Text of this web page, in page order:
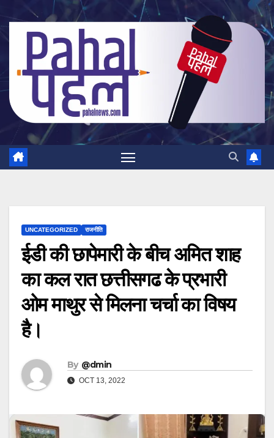
to
UNCATEGORIZED राजनीति
ईडी की छापेमारी के बीच अमित शाह
का कल रात छत्तीसगढ के प्रभारी
ओम माथुर से मिलना चर्चा का विषय
है।
By @dmin
OCT 13, 2022